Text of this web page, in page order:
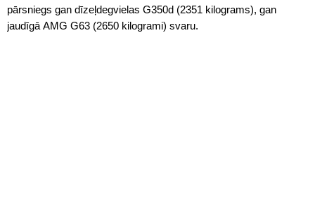
pārsniegs gan dīzeļdegvielas G350d (2351 kilograms), gan
jaudīgā AMG G63 (2650 kilogrami) svaru.